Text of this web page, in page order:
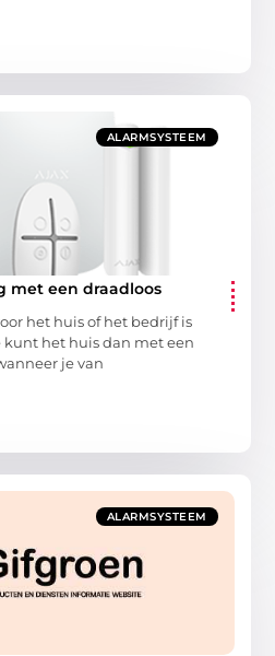
ALARMSYSTEEM
met een draadloos
het huis of het bedrijf is
het huis dan met een
je van
ALARMSYSTEEM